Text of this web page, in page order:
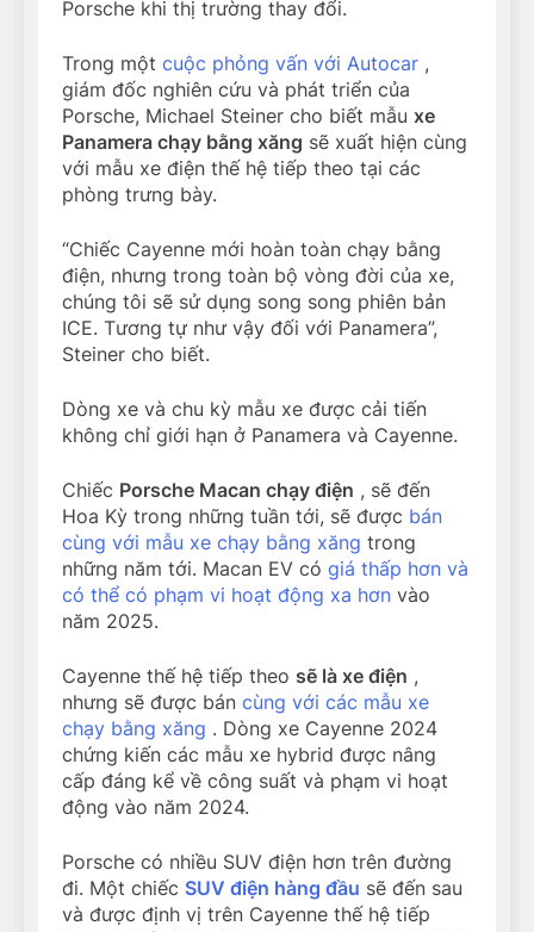
Porsche khi thị trường thay đổi.
Trong một cuộc phỏng vấn với Autocar ,
giám đốc nghiên cứu và phát triển của
Porsche, Michael Steiner cho biết mẫu xe
Panamera chạy bằng xăng sẽ xuất hiện cùng
với mẫu xe điện thế hệ tiếp theo tại các
phòng trưng bày.
“Chiếc Cayenne mới hoàn toàn chạy bằng
điện, nhưng trong toàn bộ vòng đời của xe,
chúng tôi sẽ sử dụng song song phiên bản
ICE. Tương tự như vậy đối với Panamera”,
Steiner cho biết.
Dòng xe và chu kỳ mẫu xe được cải tiến
không chỉ giới hạn ở Panamera và Cayenne.
Chiếc Porsche Macan chạy điện , sẽ đến
Hoa Kỳ trong những tuần tới, sẽ được bán
cùng với mẫu xe chạy bằng xăng trong
những năm tới. Macan EV có giá thấp hơn và
có thể có phạm vi hoạt động xa hơn vào
năm 2025.
Cayenne thế hệ tiếp theo sẽ là xe điện ,
nhưng sẽ được bán cùng với các mẫu xe
chạy bằng xăng . Dòng xe Cayenne 2024
chứng kiến ​​các mẫu xe hybrid được nâng
cấp đáng kể về công suất và phạm vi hoạt
động vào năm 2024.
Porsche có nhiều SUV điện hơn trên đường
đi. Một chiếc SUV điện hàng đầu sẽ đến sau
và được định vị trên Cayenne thế hệ tiếp